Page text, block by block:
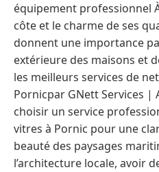
équipement professionnel
côte et le charme de ses
donnent une importance
extérieure des maisons et
les meilleurs services de
Pornicpar GNett Services |
choisir un service
vitres à Pornic pour une
beauté des paysages
l’architecture locale, avoir